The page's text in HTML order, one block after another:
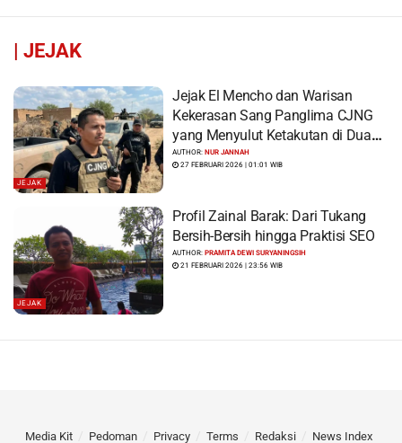
| JEJAK
JEJAK
Jejak El Mencho dan Warisan
Kekerasan Sang Panglima CJNG
yang Menyulut Ketakutan di Dua
Benua
AUTHOR:NUR JANNAH
27 FEBRUARI 2026 | 01:01 WIB
JEJAK
Profil Zainal Barak: Dari Tukang
Bersih-Bersih hingga Praktisi SEO
AUTHOR:PRAMITA DEWI SURYANINGSIH
21 FEBRUARI 2026 | 23:56 WIB
Media Kit Pedoman Privacy Terms Redaksi News Index